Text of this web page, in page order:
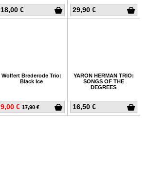
18,00 € 29,90 €
9,00 € 17,90 €
Wolfert Brederode Trio:
Black Ice
16,50 €
YARON HERMAN TRIO:
SONGS OF THE
DEGREES